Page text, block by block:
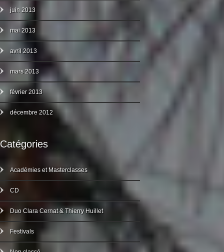
juin 2013
mai 2013
avril 2013
mars 2013
février 2013
décembre 2012
Catégories
Académies et Masterclasses
CD
Duo Clara Cernat & Thierry Huillet
Festivals